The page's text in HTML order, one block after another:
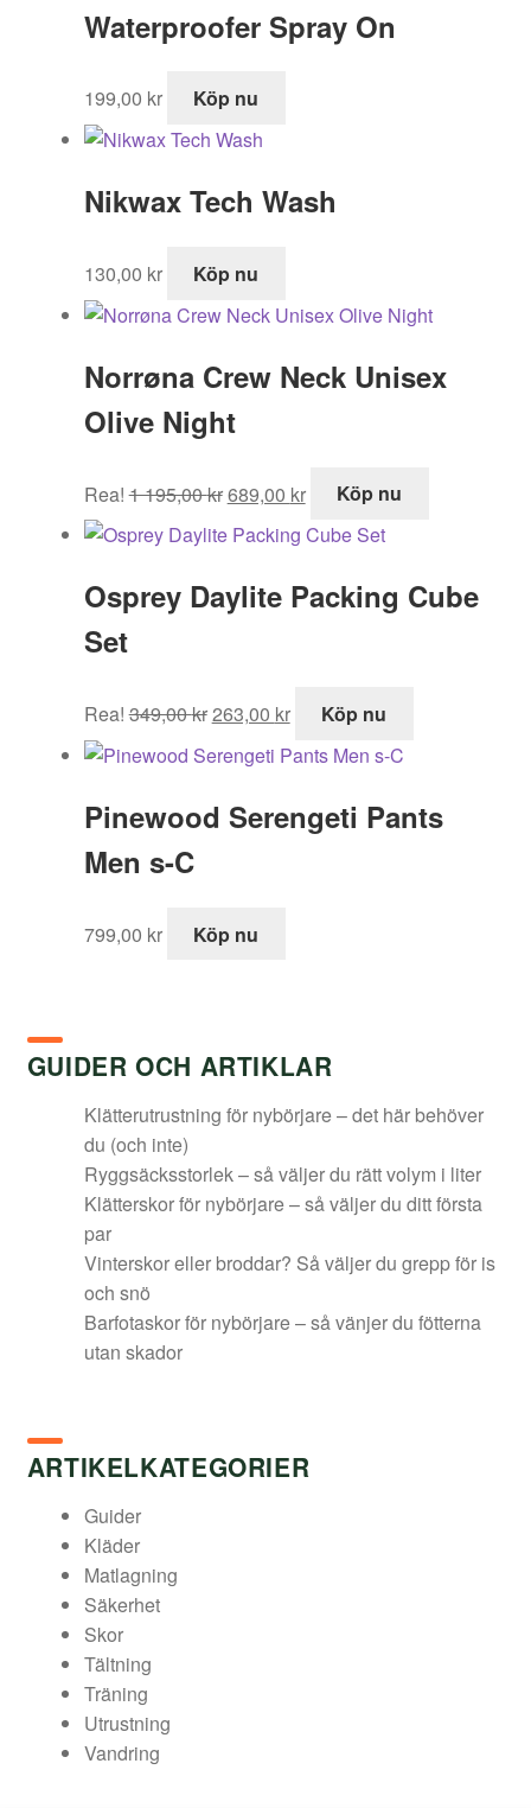
Waterproofer Spray On
199,00 kr Köp nu
Nikwax Tech Wash
130,00 kr Köp nu
Norrøna Crew Neck Unisex
Olive Night
Rea! 1 195,00kr
ursprungliga
priset
1
689,00 kr
nuvarande
priset
689,00 kr.
Köp nu
Osprey Daylite Packing Cube
Set
Rea! 349,00kr
ursprungliga
priset
349,00 kr.
263,00 kr
nuvarande
priset
263,00 kr.
Köp nu
Pinewood Serengeti Pants
Men s-C
799,00 kr Köp nu
GUIDER OCH ARTIKLAR
Klätterutrustning för nybörjare – det här behöver
du (och inte)
Ryggsäcksstorlek – så väljer du rätt volym i liter
Klätterskor för nybörjare – så väljer du ditt första
par
Vinterskor eller broddar? Så väljer du grepp för is
och snö
Barfotaskor för nybörjare – så vänjer du fötterna
utan skador
ARTIKELKATEGORIER
Guider
Kläder
Matlagning
Säkerhet
Skor
Tältning
Träning
Utrustning
Vandring